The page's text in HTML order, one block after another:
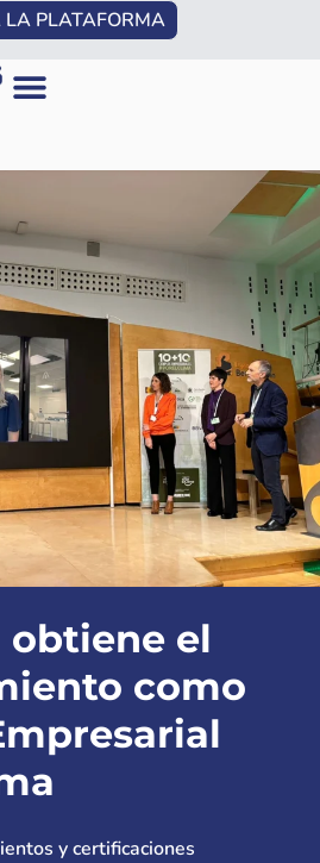
LA PLATAFORMA
obtiene el
como
y certificaciones